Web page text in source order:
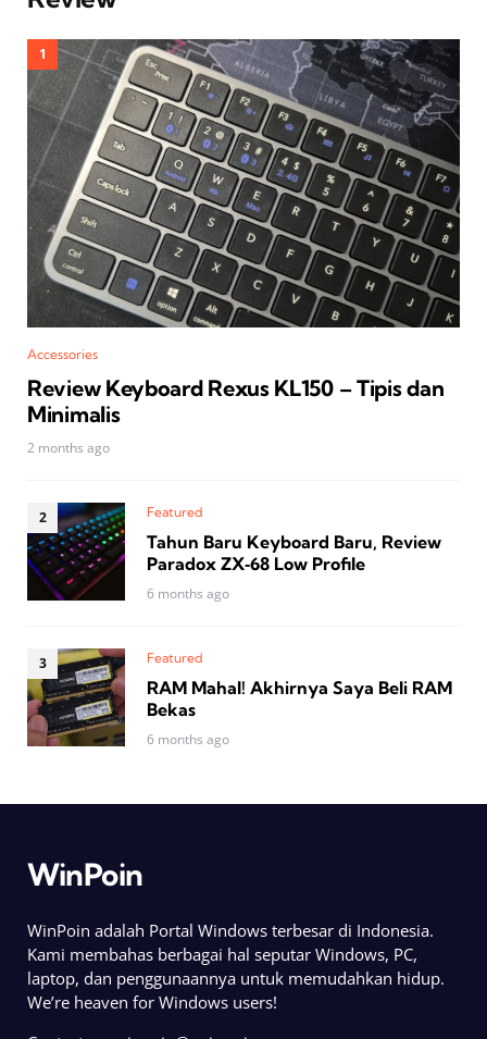
Accessories
Review Keyboard Rexus KL150 – Tipis dan
Minimalis
2 months ago
Featured
Tahun Baru Keyboard Baru, Review
Paradox ZX‑68 Low Profile
6 months ago
Featured
RAM Mahal! Akhirnya Saya Beli RAM
Bekas
6 months ago
WinPoin
WinPoin adalah Portal Windows terbesar di Indonesia.
Kami membahas berbagai hal seputar Windows, PC,
laptop, dan penggunaannya untuk memudahkan hidup.
We’re heaven for Windows users!